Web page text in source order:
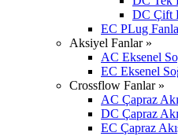
DC Çift
EC PLug
Aksiyel Fanlar »
AC Eksenel
EC Eksenel
Crossflow Fanlar »
AC Çapraz
DC Çapraz
EC Çapraz